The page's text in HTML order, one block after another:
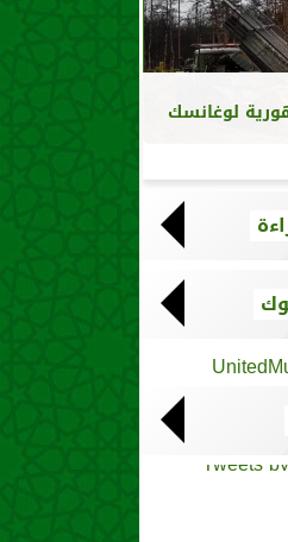
لوغانسك
Tweets